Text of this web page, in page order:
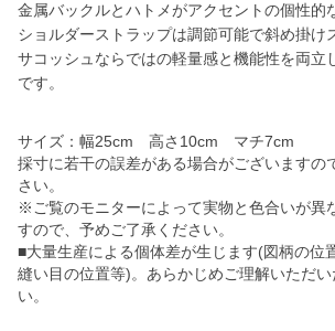
金属バックルとハトメがアクセントの個性的
ショルダーストラップは調節可能で斜め掛け
サコッシュならではの軽量感と機能性を両立
です。
サイズ：幅25cm 高さ10cm マチ7cm
採寸に若干の誤差がある場合がございますの
さい。
※ご覧のモニターによって実物と色合いが異
すので、予めご了承ください。
■大量生産による個体差が生じます(図柄の位
縫い目の位置等)。あらかじめご理解いただ
い。